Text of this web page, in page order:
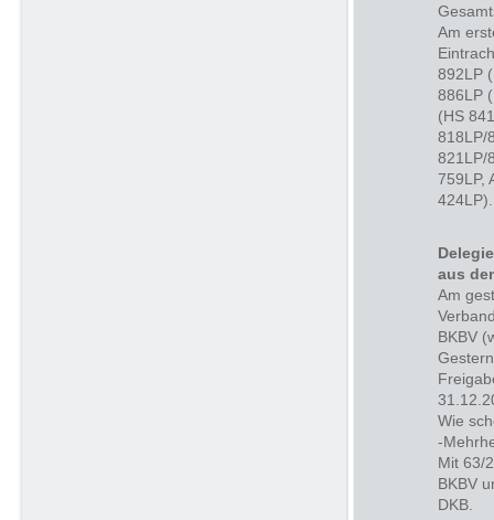
Am
892LP
886LP
(HS
818LP/
821LP/
759LP,
424LP).
aus
Am
BKBV
Wie
-
Mit 63/
BKBV
DKB.